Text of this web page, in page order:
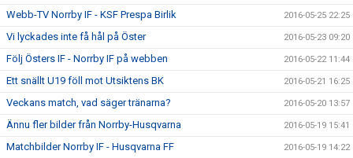
Webb-TV Norrby IF - KSF Prespa Birlik 2016-05-25 22:25
Vi lyckades inte få hål på Öster 2016-05-23 09:20
Följ Östers IF - Norrby IF på webben 2016-05-22 11:44
Ett snällt U19 föll mot Utsiktens BK 2016-05-21 16:25
Veckans match, vad säger tränarna? 2016-05-20 13:57
Ännu fler bilder från Norrby-Husqvarna 2016-05-19 15:41
Matchbilder Norrby IF - Husqvarna FF 2016-05-19 14:22